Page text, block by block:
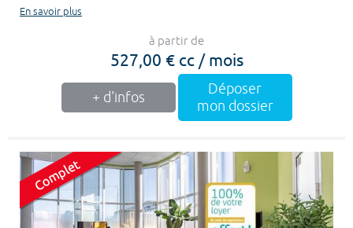
En savoir plus
à partir de
527,00 € cc / mois
+ d'infos
Déposer
mon dossier